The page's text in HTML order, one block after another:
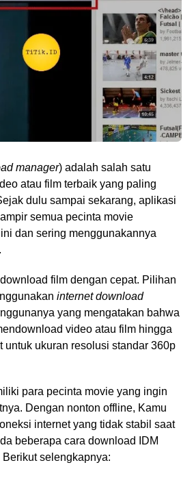
manager) adalah salah satu
atau film terbaik yang paling
dulu sampai sekarang, aplikasi
semua pecinta movie
dan sering menggunakannya
film dengan cepat. Pilihan
internet download
yang mengatakan bahwa
video atau film hingga
untuk ukuran resolusi standar 360p
para pecinta movie yang ingin
Dengan nonton offline, Kamu
internet yang tidak stabil saat
beberapa cara download IDM
selengkapnya: